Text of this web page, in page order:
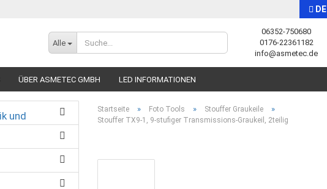
DE
Sprache auswählen
Alle
06352-750680
0176-22361182
info@asmetec.de
ÜBER ASMETEC GMBH LED INFORMATIONEN
Startseite » Foto Tools » Stouffer Graukeile »
Stouffer TX9-1, 9-stufiger Transmissions-Graukeil, 2teilig